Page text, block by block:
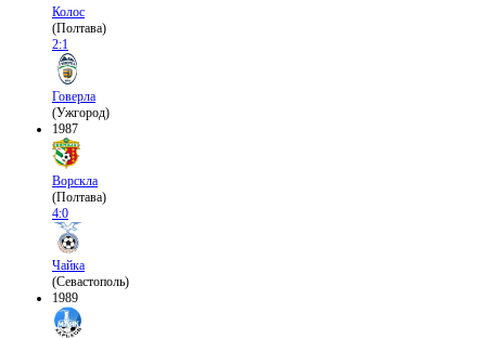
Колос
(Полтава)
2:1
Говерла
(Ужгород)
1987
Ворскла
(Полтава)
4:0
Чайка
(Севастополь)
1989